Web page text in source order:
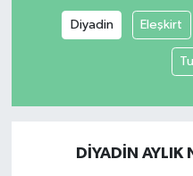
Diyadin Eleşkirt
DIYADIN AYLIK